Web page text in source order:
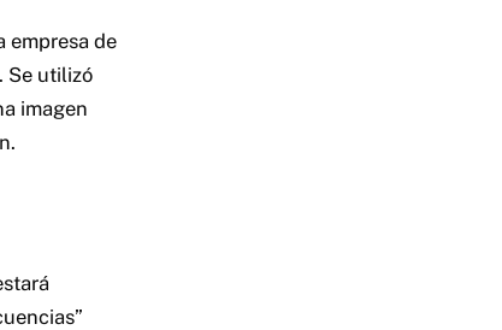
empresa de
Se utilizó
imagen